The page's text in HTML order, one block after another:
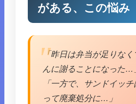
がある、この悩み
「昨日は弁当が足りなく
んに謝ることになった…
「一方で、サンドイッ
って廃棄処分に…」